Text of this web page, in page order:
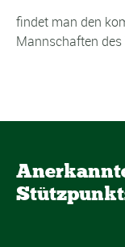
findet man den
Mannschaften des